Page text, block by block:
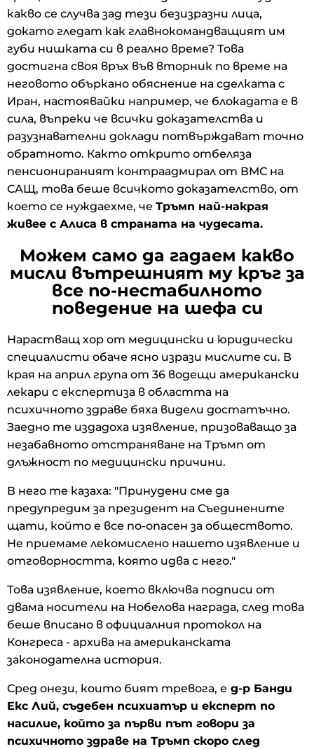
какво се случва зад тези безизразни лица,
докато гледат как главнокомандващият им
губи нишката си в реално време? Това
достигна своя връх във вторник по време на
неговото объркано обяснение на сделката с
Иран, настоявайки например, че блокадата е в
сила, въпреки че всички доказателства и
разузнавателни доклади потвърждават точно
обратното. Както открито отбеляза
пенсионираният контраадмирал от ВМС на
САЩ, това беше всичкото доказателство, от
което се нуждаехме, че Тръмп най-накрая
живее с Алиса в страната на чудесата.
Можем само да гадаем какво
мисли вътрешният му кръг за
все по-нестабилното
поведение на шефа си
Нарастващ хор от медицински и юридически
специалисти обаче ясно изрази мислите си. В
края на април група от 36 водещи американски
лекари с експертиза в областта на
психичното здраве бяха видели достатъчно.
Заедно те издадоха изявление, призоваващо за
незабавното отстраняване на Тръмп от
длъжност по медицински причини.
В него те казаха: "Принудени сме да
предупредим за президент на Съединените
щати, който е все по-опасен за обществото.
Не приемаме лекомислено нашето изявление и
отговорността, която идва с него."
Това изявление, което включва подписи от
двама носители на Нобелова награда, след това
беше вписано в официалния протокол на
Конгреса - архива на американската
законодателна история.
Сред онези, които бият тревога, е д-р Банди
Екс Лий, съдебен психиатър и експерт по
насилие, който за първи път говори за
психичното здраве на Тръмп скоро след